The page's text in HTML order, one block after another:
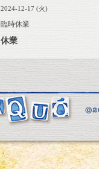
2024-12-17 (火)
臨時休業
休業